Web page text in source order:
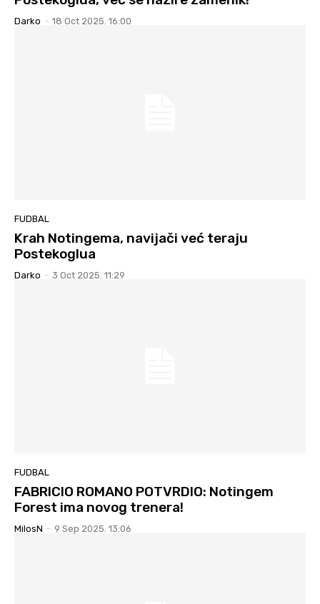
Darko - 18 Oct 2025. 16:00
FUDBAL
Krah Notingema, navijači već teraju
Postekoglua
Darko - 3 Oct 2025. 11:29
FUDBAL
FABRICIO ROMANO POTVRDIO: Notingem
Forest ima novog trenera!
MilosN - 9 Sep 2025. 13:06